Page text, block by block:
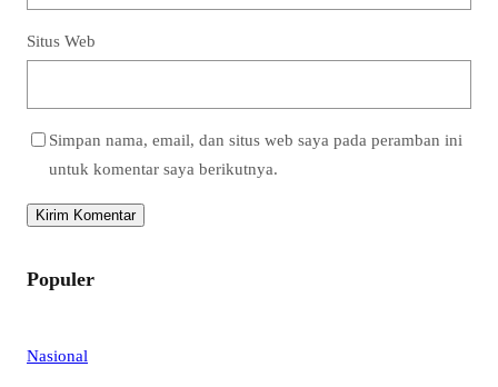
Situs Web
Simpan nama, email, dan situs web saya pada peramban ini
untuk komentar saya berikutnya.
Populer
Nasional